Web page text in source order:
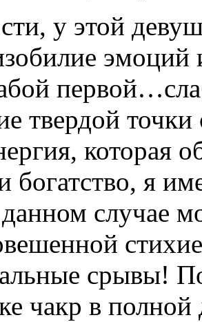
у этой
твердой
которая
богатство, я
случае
срывы!
чакр в полной